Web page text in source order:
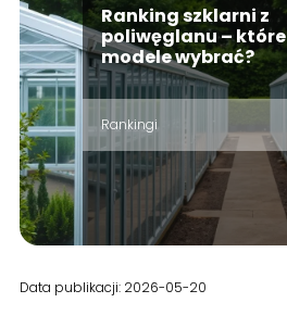
Ranking szklarni z
poliwęglanu – które
modele wybrać?
Rankingi
Data publikacji: 2026-05-20